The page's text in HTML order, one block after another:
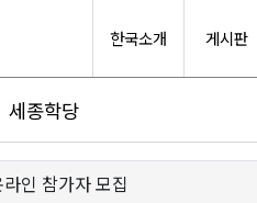
한국소개 게시판
세종학당
인 참가자 모집